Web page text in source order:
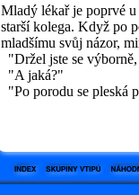
Mladý lékař je poprvé
starší kolega. Když po
mladšímu svůj názor,
"Držel jste se
"A jaká?"
"Po porodu se pleská